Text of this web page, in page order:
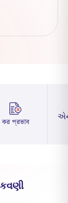
কর প্রভাব